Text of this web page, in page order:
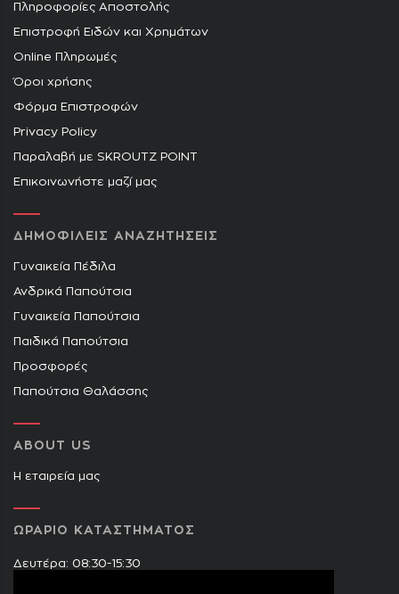
Πληροφορίες Αποστολής
Επιστροφή Ειδών και Χρημάτων
Online Πληρωμές
Όροι χρήσης
Φόρμα Επιστροφών
Privacy Policy
Παραλαβή με SKROUTZ POINT
Επικοινωνήστε μαζί μας
ΔΗΜΟΦΙΛΕΙΣ ΑΝΑΖΗΤΗΣΕΙΣ
Γυναικεία Πέδιλα
Ανδρικά Παπούτσια
Γυναικεία Παπούτσια
Παιδικά Παπούτσια
Προσφορές
Παπούτσια Θαλάσσης
ABOUT US
Η εταιρεία μας
ΩΡΑΡΙΟ ΚΑΤΑΣΤΗΜΑΤΟΣ
Δευτέρα: 08:30-15:30